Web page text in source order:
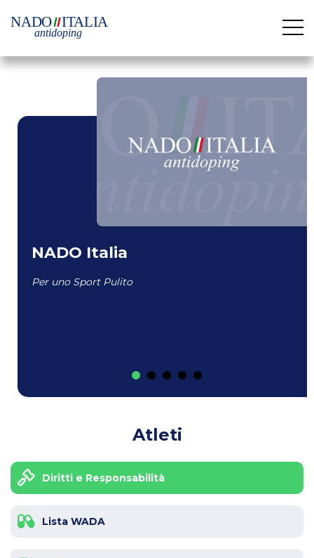
NADO Italia
Per uno Sport Pulito
Atleti
Diritti e Responsabilità
Lista WADA